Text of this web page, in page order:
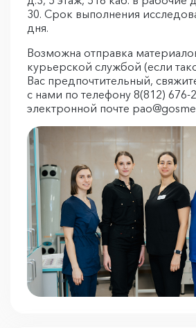
30. Срок выполнения
дня.
Возможна отправка
курьерской службой (если
Вас предпочтительный,
с нами по телефону 8(812) 676-
электронной почте